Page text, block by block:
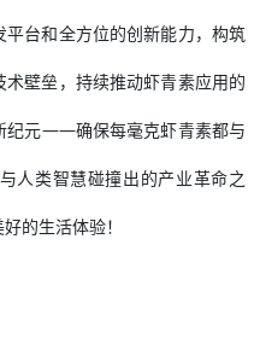
台和全方位的创新能力，构筑
壁垒，持续推动虾青素应用的
纪元——确保每毫克虾青素都与
人类智慧碰撞出的产业革命之
的生活体验！